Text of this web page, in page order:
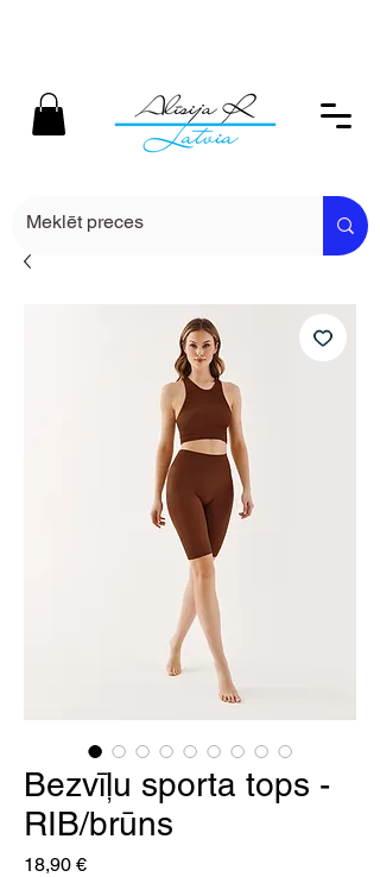
Bezvīļu sporta tops -
RIB/brūns
18,90 €Cena